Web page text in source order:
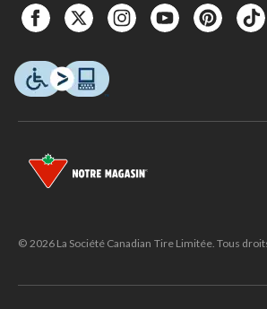
© 2026 La Société Canadian Tire Limitée. Tous